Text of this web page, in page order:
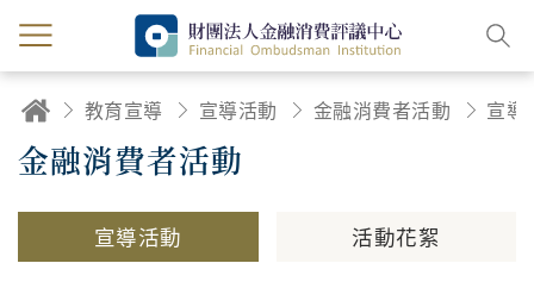
教育宣導 宣導活動 金融消費者活動 宣導
金融消費者活動
宣導活動 活動花絮